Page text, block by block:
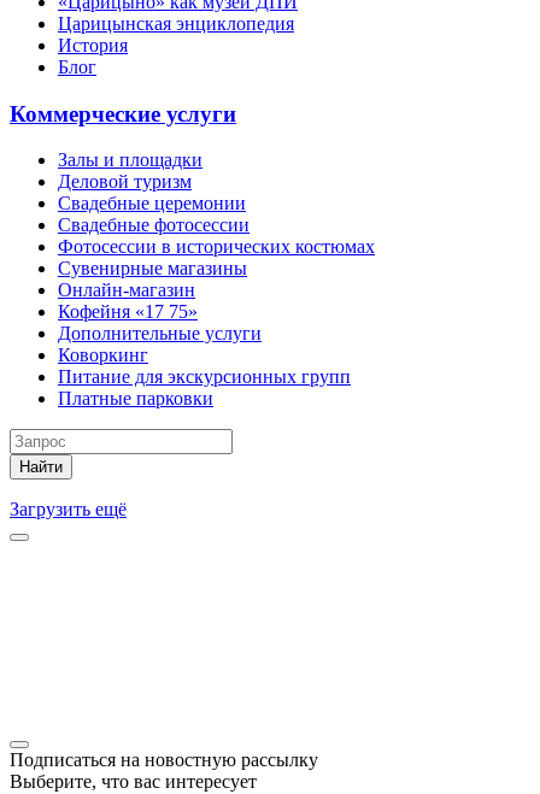
Царицынская энциклопедия
История
Блог
Коммерческие услуги
Залы и площадки
Деловой туризм
Свадебные церемонии
Свадебные фотосессии
Фотосессии в исторических костюмах
Сувенирные магазины
Онлайн-магазин
Кофейня «17 75»
Дополнительные услуги
Коворкинг
Питание для экскурсионных групп
Платные парковки
Найти
Загрузить ещё
Подписаться на новостную рассылку
Выберите, что вас интересует